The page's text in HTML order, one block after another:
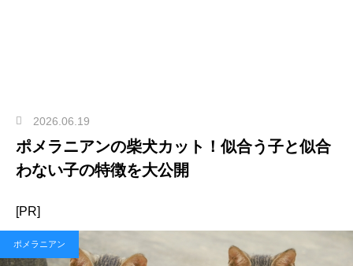
2026.06.19
ポメラニアンの柴犬カット！似合う子と似合
わない子の特徴を大公開
[PR]
ポメラニアン